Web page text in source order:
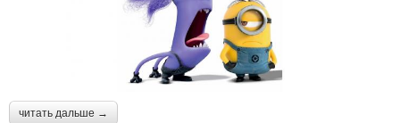
читать дальше →